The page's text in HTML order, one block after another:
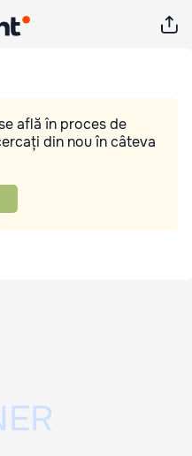
află în proces de
din nou în câteva